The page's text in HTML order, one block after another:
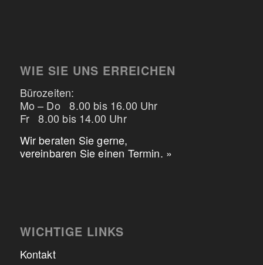
WIE SIE UNS ERREICHEN
Bürozeiten:
Mo – Do 8.00 bis 16.00 Uhr
Fr 8.00 bis 14.00 Uhr
Wir beraten Sie gerne,
vereinbaren Sie einen Termin. »
WICHTIGE LINKS
Kontakt